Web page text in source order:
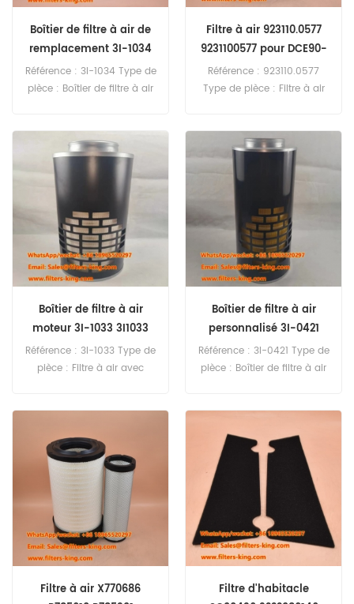
Boîtier de filtre à air de
remplacement 3I-1034
3I1034
Référence : 3I-1034 Type de
pièce : Boîtier de filtre à air
minimale de commande :
20 pièces
Filtre à air 923110.0577
9231100577 pour DCE90-
6
Référence : 923110.0577
Type de pièce : Filtre à air
minimale de commande :
20 pièces Filtre à air
923110.0577 Référence
croisée AF25437 C291420
Utilisation pour Kalmar
DCE90 DCE90-6 DCE9D
DRF100 DRG100.
Boîtier de filtre à air
moteur 3I-1033 3I1033
Référence : 3I-1033 Type de
pièce : Filtre à air avec
minimale de commande :
20 pièces
Boîtier de filtre à air
personnalisé 3I-0421
3I0421
Référence : 3I-0421 Type de
pièce : Boîtier de filtre à air
20 pièces
Filtre à air X770686
Filtre d'habitacle